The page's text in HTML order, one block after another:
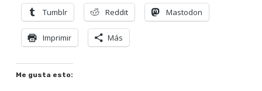
Tumblr Reddit Mastodon
Imprimir Más
Me gusta esto: